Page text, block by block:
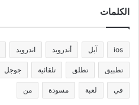
الكلمات
ios آبل أندرويد اندرويد
تطبيق تطلق تلقائية جوجل
في لعبة مسودة من